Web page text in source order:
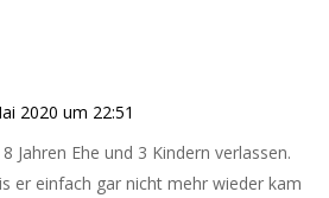
2020 um 22:51
Jahren Ehe und 3 Kindern verlassen.
er einfach gar nicht mehr wieder kam